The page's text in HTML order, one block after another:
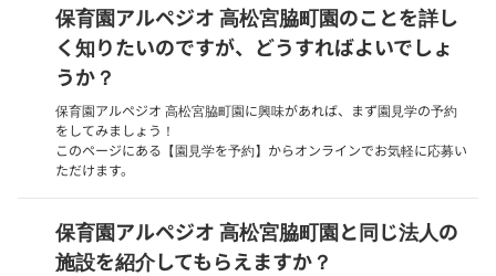
保育園アルペジオ 高松宮脇町園のことを詳し
く知りたいのですが、どうすればよいでしょ
うか？
保育園アルペジオ 高松宮脇町園に興味があれば、まず園見学の予約
をしてみましょう！
このページにある【園見学を予約】からオンラインでお気軽に応募い
ただけます。
保育園アルペジオ 高松宮脇町園と同じ法人の
施設を紹介してもらえますか？